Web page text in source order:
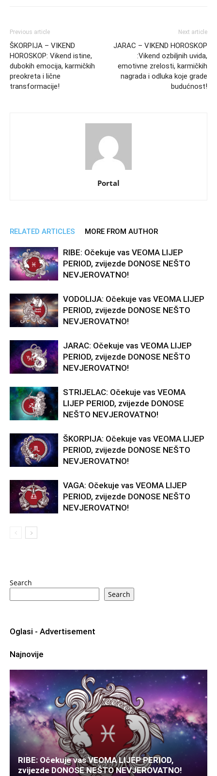
Previous article
ŠKORPIJA – VIKEND
HOROSKOP: Vikend istine,
dubokih emocija, karmičkih
preokreta i lične
transformacije!
Next article
JARAC – VIKEND HOROSKOP
:Vikend ozbiljnih uvida,
emotivne zrelosti, karmičkih
nagrada i odluka koje grade
budućnost!
Portal
RELATED ARTICLES MORE FROM AUTHOR
RIBE: Očekuje vas VEOMA LIJEP
PERIOD, zvijezde DONOSE NEŠTO
NEVJEROVATNO!
VODOLIJA: Očekuje vas VEOMA LIJEP
PERIOD, zvijezde DONOSE NEŠTO
NEVJEROVATNO!
JARAC: Očekuje vas VEOMA LIJEP
PERIOD, zvijezde DONOSE NEŠTO
NEVJEROVATNO!
STRIJELAC: Očekuje vas VEOMA
LIJEP PERIOD, zvijezde DONOSE
NEŠTO NEVJEROVATNO!
ŠKORPIJA: Očekuje vas VEOMA LIJEP
PERIOD, zvijezde DONOSE NEŠTO
NEVJEROVATNO!
VAGA: Očekuje vas VEOMA LIJEP
PERIOD, zvijezde DONOSE NEŠTO
NEVJEROVATNO!
Search
Search
Oglasi - Advertisement
Najnovije
RIBE: Očekuje vas VEOMA LIJEP PERIOD,
zvijezde DONOSE NEŠTO NEVJEROVATNO!